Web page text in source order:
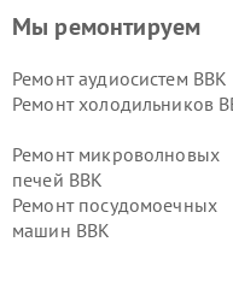
Мы ремонтируем
Ремонт аудиосистем BBK
Ремонт холодильников
Ремонт микроволновых
печей BBK
Ремонт посудомоечных
машин BBK